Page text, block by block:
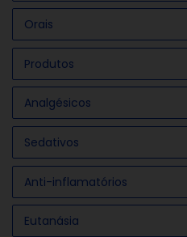
Orais
Produtos
Analgésicos
Sedativos
Anti-inflamatórios
Eutanásia